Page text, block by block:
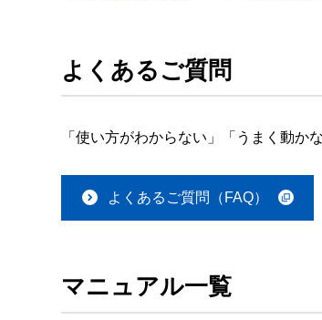
よくあるご質問
「使い方がわからない」「うまく動か
よくあるご質問（FAQ）
マニュアル一覧